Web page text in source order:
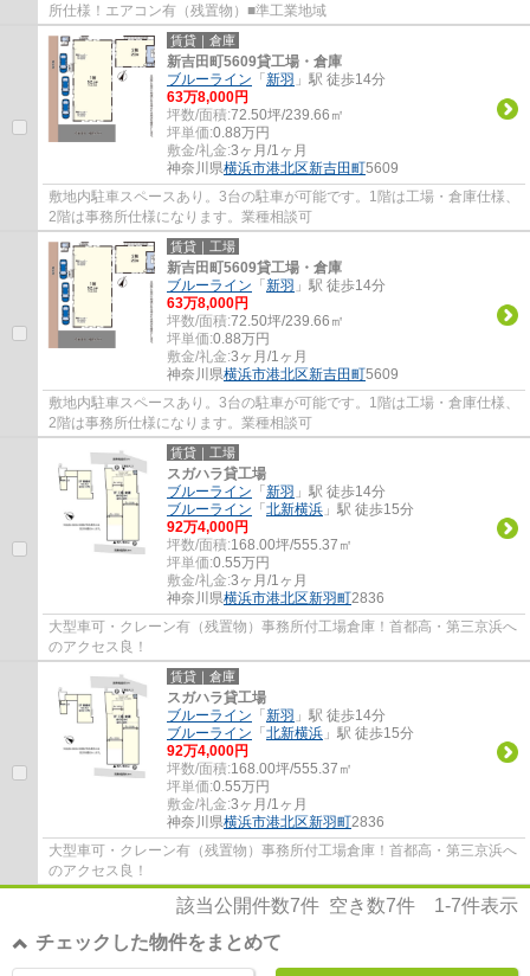
所仕様！エアコン有（残置物）■準工業地域
賃貸｜倉庫
新吉田町5609貸工場・倉庫
ブルーライン 「 新羽 」駅 徒歩14分
63万8,000円
坪数/面積:72.50坪/239.66㎡
坪単価:0.88万円
敷金/礼金:3ヶ月/1ヶ月
神奈川県横浜市港北区新吉田町5609
敷地内駐車スペースあり。3台の駐車が可能です。1階は工場・倉庫仕様、
2階は事務所仕様になります。業種相談可
賃貸｜工場
新吉田町5609貸工場・倉庫
ブルーライン 「 新羽 」駅 徒歩14分
63万8,000円
坪数/面積:72.50坪/239.66㎡
坪単価:0.88万円
敷金/礼金:3ヶ月/1ヶ月
神奈川県横浜市港北区新吉田町5609
敷地内駐車スペースあり。3台の駐車が可能です。1階は工場・倉庫仕様、
2階は事務所仕様になります。業種相談可
賃貸｜工場
スガハラ貸工場
ブルーライン 「 新羽 」駅 徒歩14分
ブルーライン 「 北新横浜 」駅 徒歩15分
92万4,000円
坪数/面積:168.00坪/555.37㎡
坪単価:0.55万円
敷金/礼金:3ヶ月/1ヶ月
神奈川県横浜市港北区新羽町2836
大型車可・クレーン有（残置物）事務所付工場倉庫！首都高・第三京浜へ
のアクセス良！
賃貸｜倉庫
スガハラ貸工場
ブルーライン 「 新羽 」駅 徒歩14分
ブルーライン 「 北新横浜 」駅 徒歩15分
92万4,000円
坪数/面積:168.00坪/555.37㎡
坪単価:0.55万円
敷金/礼金:3ヶ月/1ヶ月
神奈川県横浜市港北区新羽町2836
大型車可・クレーン有（残置物）事務所付工場倉庫！首都高・第三京浜へ
のアクセス良！
該当公開件数7件 空き数7件 1-7件表示
チェックした物件をまとめて